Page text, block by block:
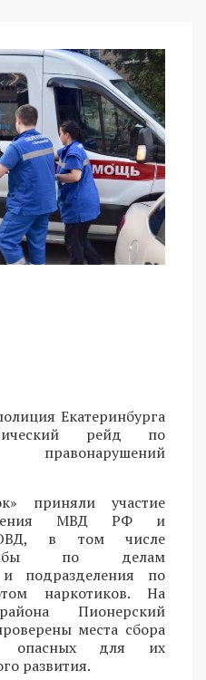
Екатеринбурга
рейд по
приняли участие
МВД РФ и
ОВД, в том числе
по делам
и подразделения по
наркотиков. На
Пионерский
места сбора
опасных для их
развития.